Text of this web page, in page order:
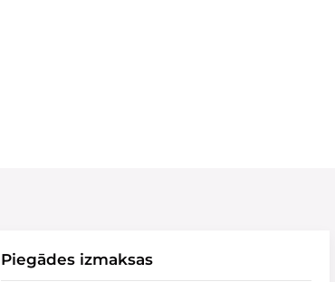
Piegādes izmaksas